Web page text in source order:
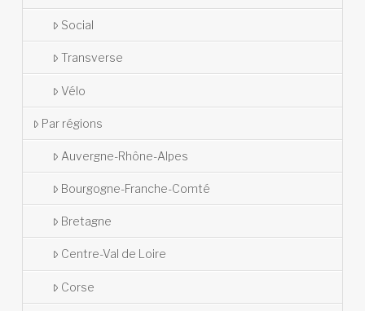
Social
Transverse
Vélo
Par régions
Auvergne-Rhône-Alpes
Bourgogne-Franche-Comté
Bretagne
Centre-Val de Loire
Corse